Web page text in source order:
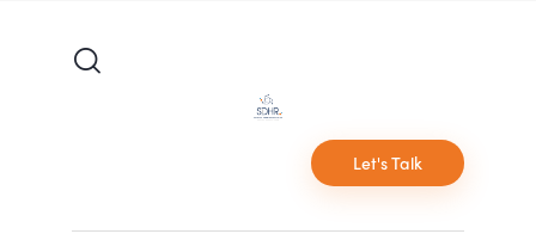
Let's Talk